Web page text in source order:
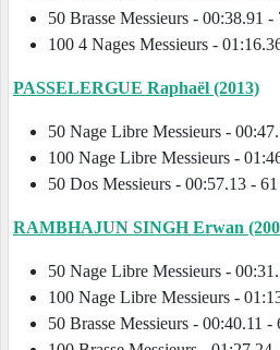
50 Brasse Messieurs -
100 4 Nages Messieurs -
PASSELERGUE Raphaël (2013)
50 Nage Libre Messieurs -
100 Nage Libre Messieurs -
50 Dos Messieurs - 00:57.13 -
RAMBHAJUN SINGH Erwan
50 Nage Libre Messieurs -
100 Nage Libre Messieurs -
50 Brasse Messieurs -